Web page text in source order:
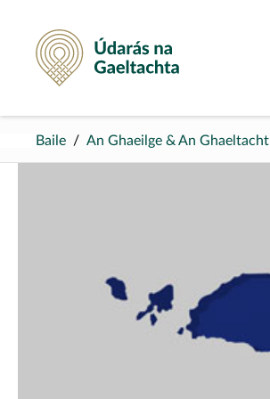
Údarás na Gaeltachta
Baile An Ghaeilge & An Ghaeltacht